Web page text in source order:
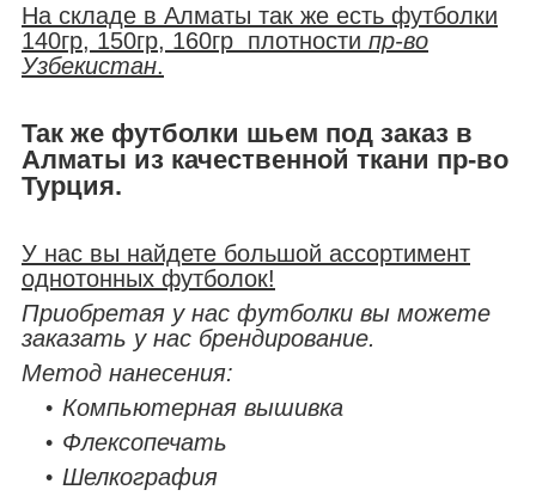
На складе в Алматы так же есть футболки
140гр, 150гр, 160гр плотности пр-во
Узбекистан.
Так же футболки шьем под заказ в
Алматы из качественной ткани пр-во
Турция.
У нас вы найдете большой ассортимент
однотонных футболок!
Приобретая у нас футболки вы можете
заказать у нас брендирование.
Метод нанесения:
Компьютерная вышивка
Флексопечать
Шелкография